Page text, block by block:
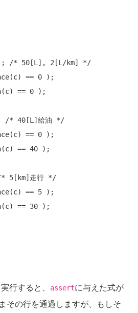
/* 50[L], 2[L/km] */
/* 40[L]給油 */
5[km]走行 */
行すると、 assertに与えた式が
その行を通過しますが、もしそ